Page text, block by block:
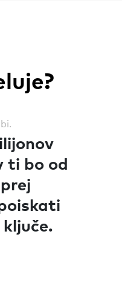
ti bo od